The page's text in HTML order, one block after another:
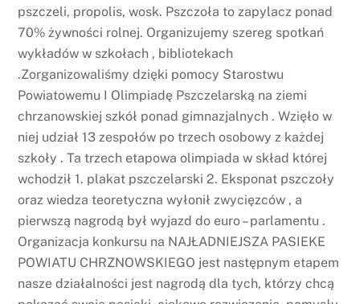
pszczeli, propolis, wosk. Pszczoła to zapylacz ponad
70% żywności rolnej. Organizujemy szereg spotkań
wykładów w szkołach , bibliotekach
.Zorganizowaliśmy dzięki pomocy Starostwu
Powiatowemu I Olimpiadę Pszczelarską na ziemi
chrzanowskiej szkół ponad gimnazjalnych . Wzięło w
niej udział 13 zespołów po trzech osobowy z każdej
szkoły . Ta trzech etapowa olimpiada w skład której
wchodził 1. plakat pszczelarski 2. Eksponat pszczoły
oraz wiedza teoretyczna wyłonił zwycięzców , a
pierwszą nagrodą był wyjazd do euro – parlamentu .
Organizacja konkursu na NAJŁADNIEJSZA PASIEKE
POWIATU CHRZNOWSKIEGO jest następnym etapem
nasze działalności jest nagrodą dla tych, którzy chcą